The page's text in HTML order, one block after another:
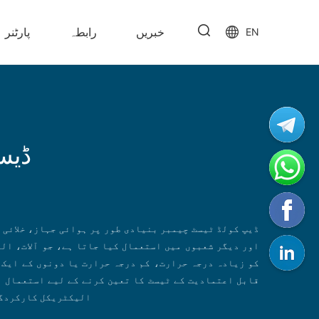
پارٹنر رابطہ خبریں EN
ڈیپ کولڈ ٹیسٹ چیمبر بنیادی طور پر ہوائی جہاز،
اور دیگر شعبوں میں استعمال کیا جاتا ہے، جو آلات،
کو زیادہ درجہ حرارت، کم درجہ حرارت یا دونوں کے
قابل اعتمادیت کے ٹیسٹ کا تعین کرنے کے لیے استعمال
الیکٹریکل